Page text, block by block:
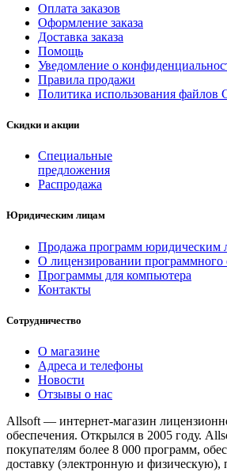
Оплата заказов
Оформление заказа
Доставка заказа
Помощь
Уведомление о
Правила продажи
Политика использования файлов
Скидки и акции
Специальные
предложения
Распродажа
Юридическим лицам
Продажа программ юридическим
О лицензировании программного
Программы для компьютера
Контакты
Сотрудничество
О магазине
Адреса и телефоны
Новости
Отзывы о нас
Allsoft — интернет-магазин
обеспечения. Открылся в 2005 году.
покупателям более 8 000 программ,
доставку (электронную и физическую),